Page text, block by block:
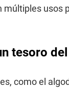
múltiples
tesoro
como el